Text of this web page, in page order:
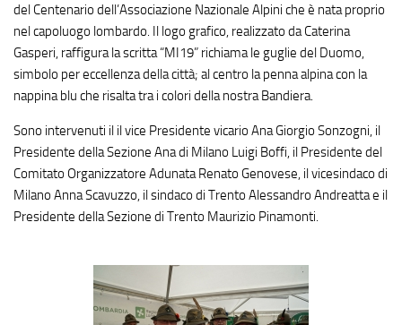
del Centenario dell’Associazione Nazionale Alpini che è nata proprio
nel capoluogo lombardo. Il logo grafico, realizzato da Caterina
Gasperi, raffigura la scritta “MI19” richiama le guglie del Duomo,
simbolo per eccellenza della città; al centro la penna alpina con la
nappina blu che risalta tra i colori della nostra Bandiera.
Sono intervenuti il il vice Presidente vicario Ana Giorgio Sonzogni, il
Presidente della Sezione Ana di Milano Luigi Boffi, il Presidente del
Comitato Organizzatore Adunata Renato Genovese, il vicesindaco di
Milano Anna Scavuzzo, il sindaco di Trento Alessandro Andreatta e il
Presidente della Sezione di Trento Maurizio Pinamonti.